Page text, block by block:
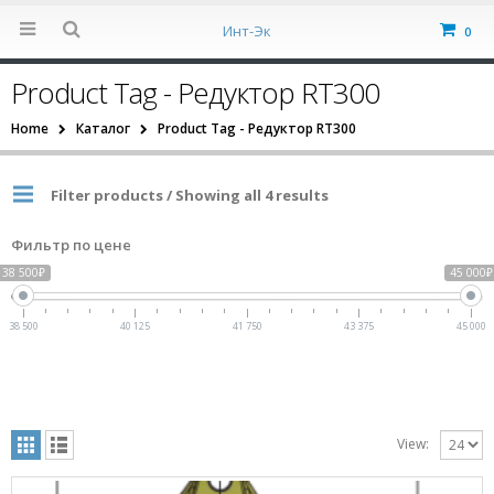
Инт-Эк 0
Product Tag - Редуктор RT300
Home Каталог Product Tag - Редуктор RT300
Filter products / Showing all 4 results
Фильтр по цене
38 500₽ 45 000₽
38 500 40 125 41 750 43 375 45 000
View: